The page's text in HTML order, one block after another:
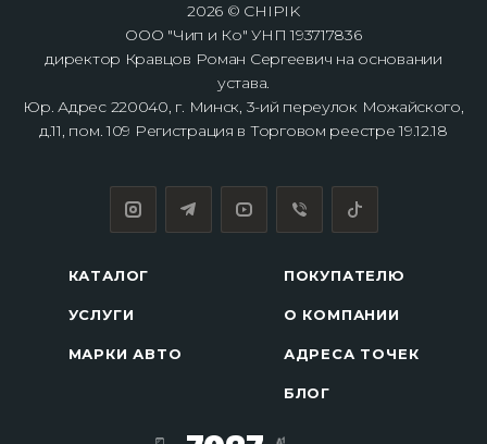
2026 © CHIPIK
ООО "Чип и Ко" УНП 193717836
директор Кравцов Роман Сергеевич на основании
устава.
Юр. Адрес 220040, г. Минск, 3-ий переулок Можайского,
д.11, пом. 109 Регистрация в Торговом реестре 19.12.18
КАТАЛОГ
УСЛУГИ
МАРКИ АВТО
ПОКУПАТЕЛЮ
О КОМПАНИИ
АДРЕСА ТОЧЕК
БЛОГ